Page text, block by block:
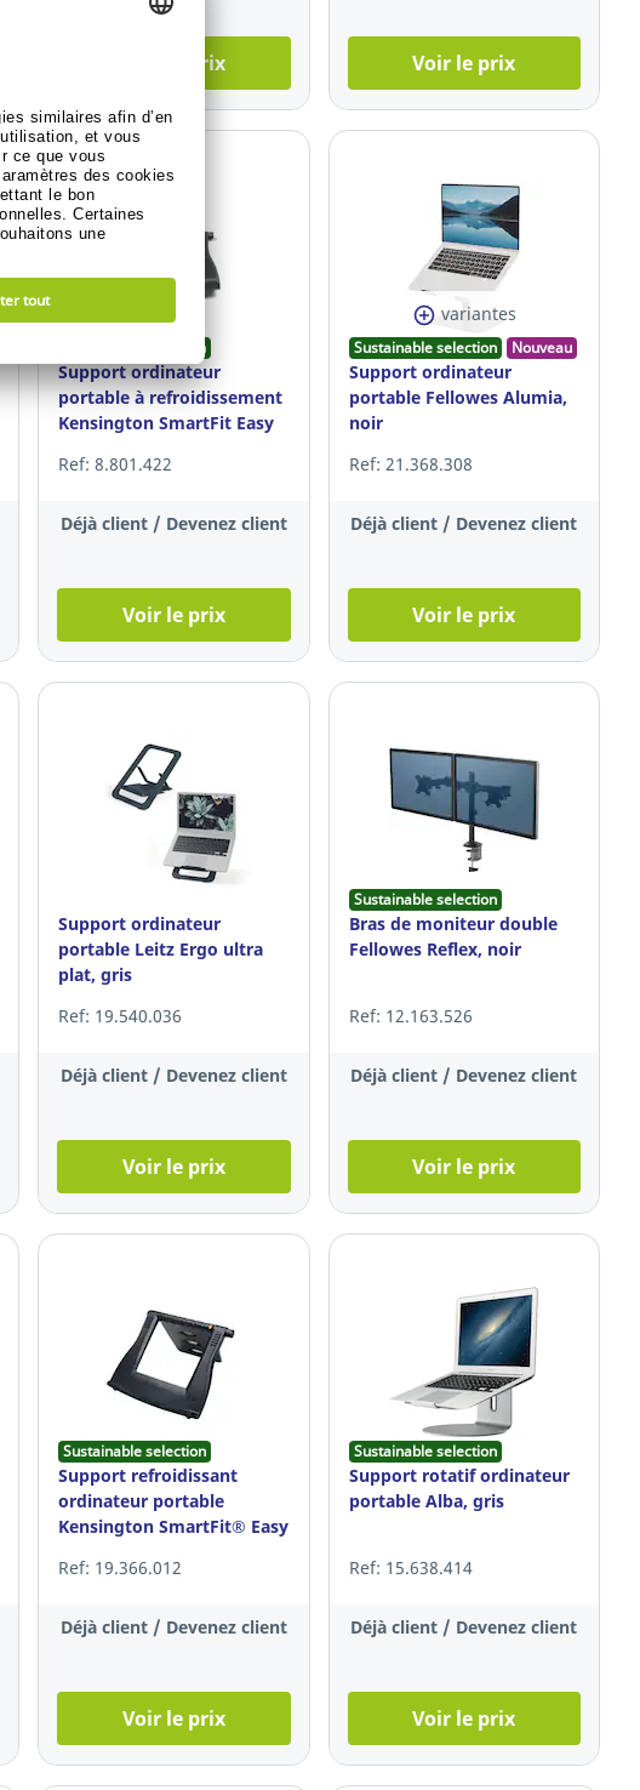
Voir le prix Voir le prix
Sustainable selection
Support ordinateur
portable à refroidissement
Kensington SmartFit Easy
Ref: 8.801.422
Déjà client / Devenez client
Voir le prix
variantes
Sustainable selection Nouveau
Support ordinateur
portable Fellowes Alumia,
noir
Ref: 21.368.308
Déjà client / Devenez client
Voir le prix
Support ordinateur
portable Leitz Ergo ultra
plat, gris
Ref: 19.540.036
Déjà client / Devenez client
Voir le prix
Sustainable selection
Bras de moniteur double
Fellowes Reflex, noir
Ref: 12.163.526
Déjà client / Devenez client
Voir le prix
Sustainable selection
Support refroidissant
ordinateur portable
Kensington SmartFit® Easy
Ref: 19.366.012
Déjà client / Devenez client
Voir le prix
Sustainable selection
Support rotatif ordinateur
portable Alba, gris
Ref: 15.638.414
Déjà client / Devenez client
Voir le prix